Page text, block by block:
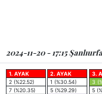
2024-11-20 - 17:15
1. AYAK
2 (%22.52)
7 (%20.35)
2. AYAK
1 (%30.54)
5 (%29.29)
3.
3
5